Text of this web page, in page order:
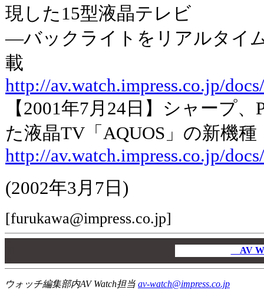
現した15型液晶テレビ
―バックライトをリアルタイ
載
http://av.watch.impress.co.jp/
【2001年7月24日】シャープ
た液晶TV「AQUOS」の新機種
http://av.watch.impress.co.jp/
(2002年3月7日)
[furukawa@impress.co.jp]
AV
ウォッチ編集部内AV Watch担当 av-watch@impress.co.jp